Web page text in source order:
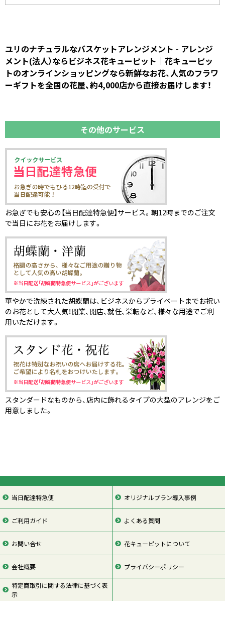
ユリのナチュラルなバスケットアレンジメント - アレンジ
メント(法人）ならビジネス花キューピット｜花キューピッ
トのオンラインショッピングなら新鮮なお花、人気のフラワ
ーギフトを全国の花屋、約4,000店から直接お届けします！
その他のサービス
お急ぎでも安心の【当日配達特急便】サービス。朝12時までのご注文
で当日にお花をお届けします。
華やかで洗練された胡蝶蘭は、ビジネスからプライベートまでお祝い
のお花として大人気！開業、開店、就任、栄転など、様々な用途でご利
用いただけます。
スタンダードなものから、店内に飾れるタイプの大型のアレンジをご
用意しました。
当日配達特急便 オリジナルプラン導入事例
ご利用ガイド よくある質問
お問い合せ 花キューピットについて
会社概要 プライバシーポリシー
特定商取引に関する法律に基づく表
示